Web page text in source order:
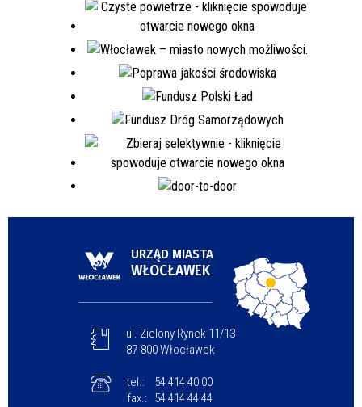
URZĄD MIASTA
WŁOCŁAWEK
ul. Zielony Rynek 11/13
87-800 Włocławek
tel.:
54 414 40 00
fax.:
54 414 44 44